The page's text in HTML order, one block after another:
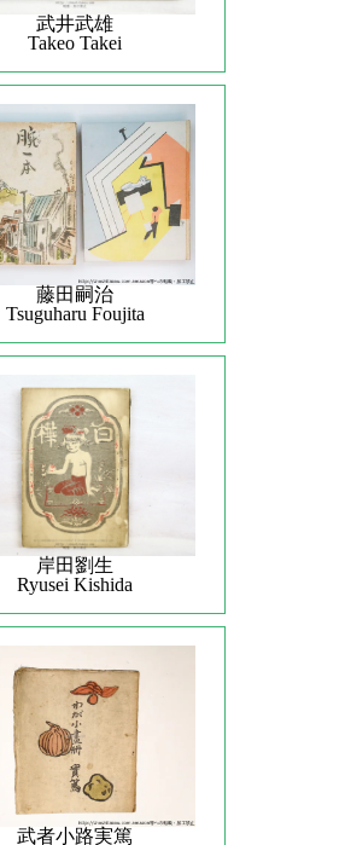
武井武雄
Takeo Takei
藤田嗣治
Tsuguharu Foujita
岸田劉生
Ryusei Kishida
武者小路実篤